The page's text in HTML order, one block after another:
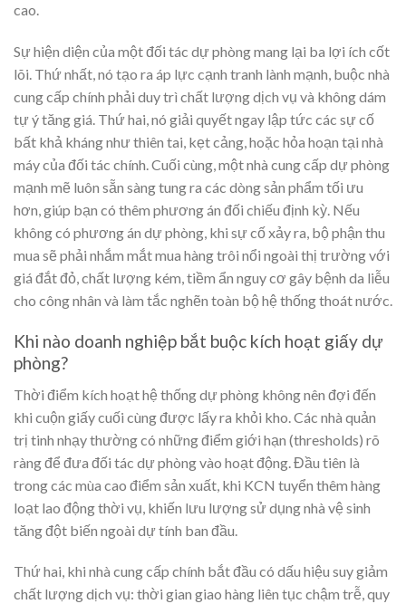
cao.
Sự hiện diện của một đối tác dự phòng mang lại ba lợi ích cốt
lõi. Thứ nhất, nó tạo ra áp lực cạnh tranh lành mạnh, buộc nhà
cung cấp chính phải duy trì chất lượng dịch vụ và không dám
tự ý tăng giá. Thứ hai, nó giải quyết ngay lập tức các sự cố
bất khả kháng như thiên tai, kẹt cảng, hoặc hỏa hoạn tại nhà
máy của đối tác chính. Cuối cùng, một nhà cung cấp dự phòng
mạnh mẽ luôn sẵn sàng tung ra các dòng sản phẩm tối ưu
hơn, giúp bạn có thêm phương án đối chiếu định kỳ. Nếu
không có phương án dự phòng, khi sự cố xảy ra, bộ phận thu
mua sẽ phải nhắm mắt mua hàng trôi nổi ngoài thị trường với
giá đắt đỏ, chất lượng kém, tiềm ẩn nguy cơ gây bệnh da liễu
cho công nhân và làm tắc nghẽn toàn bộ hệ thống thoát nước.
Khi nào doanh nghiệp bắt buộc kích hoạt giấy dự
phòng?
Thời điểm kích hoạt hệ thống dự phòng không nên đợi đến
khi cuộn giấy cuối cùng được lấy ra khỏi kho. Các nhà quản
trị tinh nhạy thường có những điểm giới hạn (thresholds) rõ
ràng để đưa đối tác dự phòng vào hoạt động. Đầu tiên là
trong các mùa cao điểm sản xuất, khi KCN tuyển thêm hàng
loạt lao động thời vụ, khiến lưu lượng sử dụng nhà vệ sinh
tăng đột biến ngoài dự tính ban đầu.
Thứ hai, khi nhà cung cấp chính bắt đầu có dấu hiệu suy giảm
chất lượng dịch vụ: thời gian giao hàng liên tục chậm trễ, quy